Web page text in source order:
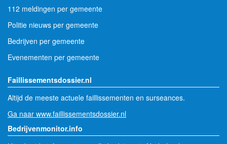
112 meldingen per gemeente
Politie nieuws per gemeente
Bedrijven per gemeente
Evenementen per gemeente
Faillissementsdossier.nl
Altijd de meeste actuele faillissementen en surseances.
Ga naar www.faillissementsdossier.nl
Bedrijvenmonitor.info